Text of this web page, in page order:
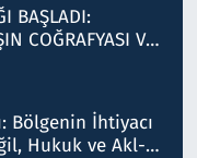
BAŞLADI:
COĞRAFYASI VE
Bölgenin İhtiyacı
Hukuk ve Akl-ı